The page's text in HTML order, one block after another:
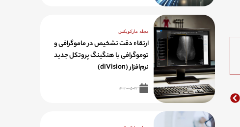
مجله مارکوپکس
ارتقاء دقت تشخیص در ماموگرافی و
توموگرافی با هنگینگ پروتکل جدید
نرم‌افزار (diVision)